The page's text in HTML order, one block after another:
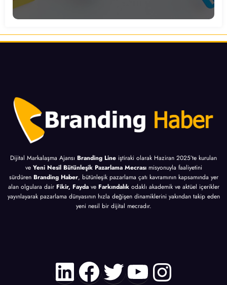
Dijital Markalaşma Ajansı Branding Line iştiraki olarak Haziran 2025’te kurulan
ve Yeni Nesil Bütünleşik Pazarlama Mecrası misyonuyla faaliyetini
sürdüren Branding Haber, bütünleşik pazarlama çatı kavramının kapsamında yer
alan olgulara dair Fikir, Fayda ve Farkındalık odaklı akademik ve aktüel içerikler
yayınlayarak pazarlama dünyasının hızla değişen dinamiklerini yakından takip eden
yeni nesil bir dijital mecradır.
LinkedIn
Facebook
Twitter
YouTube